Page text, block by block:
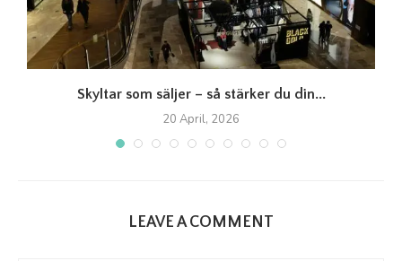
Skyltar som säljer – så stärker du din...
20 April, 2026
LEAVE A COMMENT